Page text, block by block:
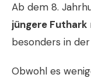
Ab dem 8.
jüngere Futhark
besonders in
Obwohl es